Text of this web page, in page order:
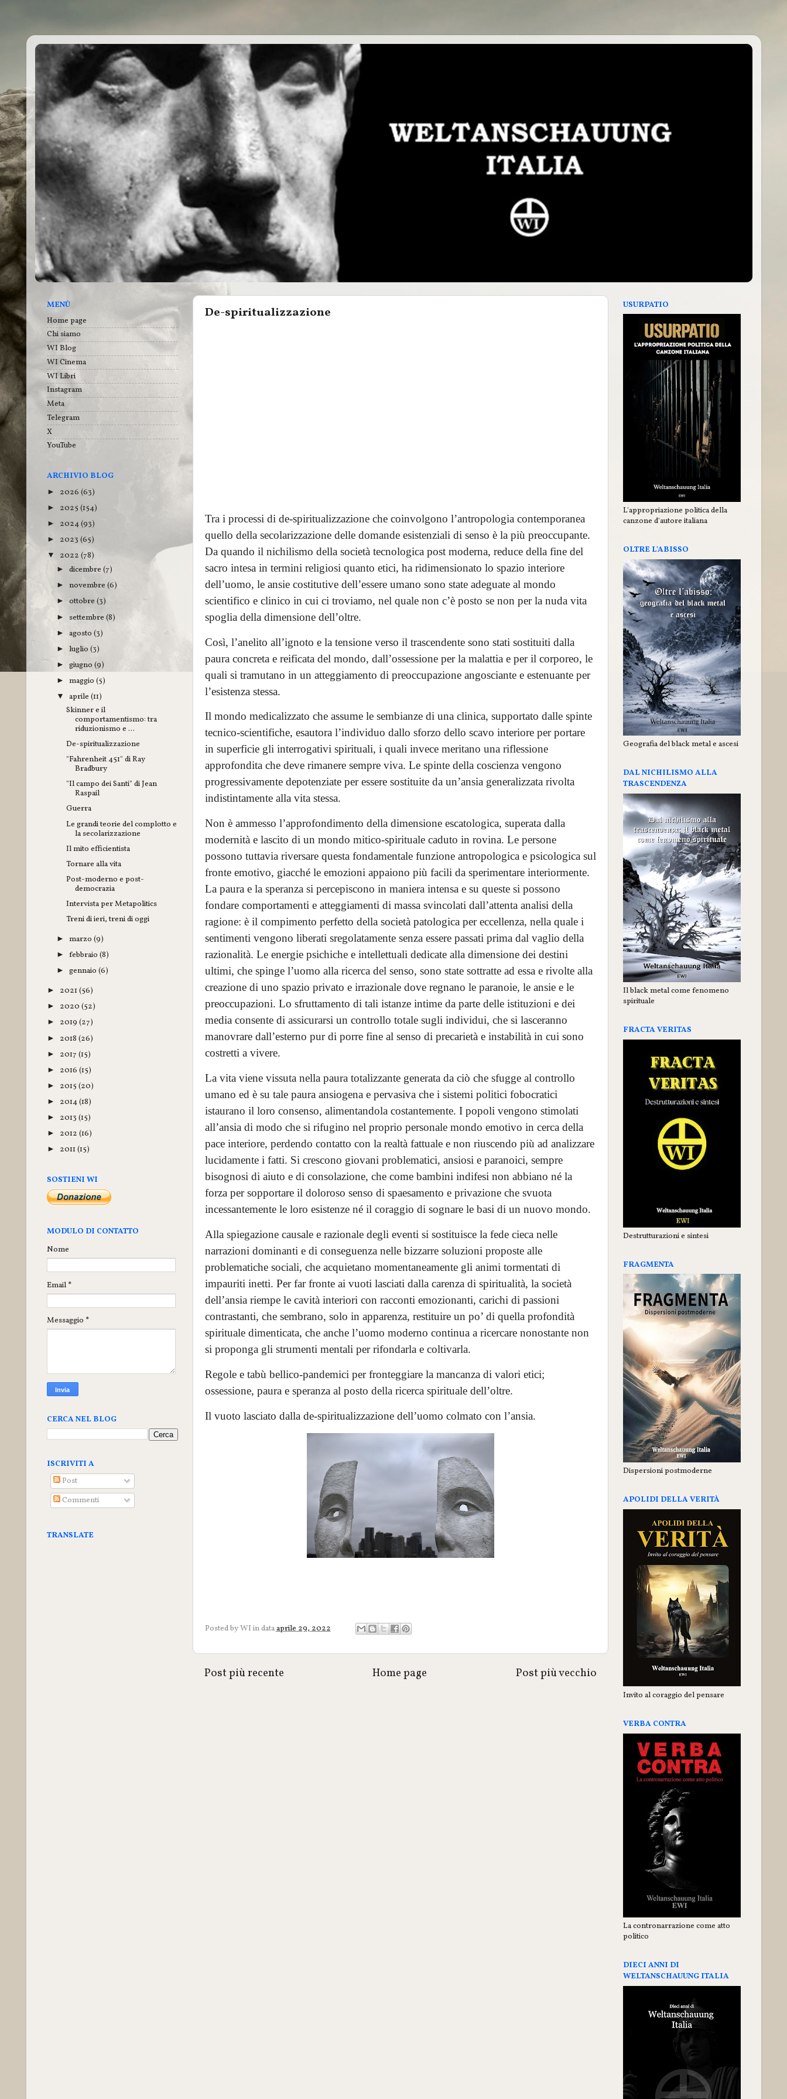
De-spiritualizzazione
Tra i processi di de-spiritualizzazione che coinvolgono l’antropologia contemporanea
quello della secolarizzazione delle domande esistenziali di senso è la più preoccupante.
Da quando il nichilismo della società tecnologica post moderna, reduce della fine del
sacro intesa in termini religiosi quanto etici, ha ridimensionato lo spazio interiore
dell’uomo, le ansie costitutive dell’essere umano sono state adeguate al mondo
scientifico e clinico in cui ci troviamo, nel quale non c’è posto se non per la nuda vita
spoglia della dimensione dell’oltre.
Così, l’anelito all’ignoto e la tensione verso il trascendente sono stati sostituiti dalla
paura concreta e reificata del mondo, dall’ossessione per la malattia e per il corporeo, le
quali si tramutano in un atteggiamento di preoccupazione angosciante e estenuante per
l’esistenza stessa.
Il mondo medicalizzato che assume le sembianze di una clinica, supportato dalle spinte
tecnico-scientifiche, esautora l’individuo dallo sforzo dello scavo interiore per portare
in superficie gli interrogativi spirituali, i quali invece meritano una riflessione
approfondita che deve rimanere sempre viva. Le spinte della coscienza vengono
progressivamente depotenziate per essere sostituite da un’ansia generalizzata rivolta
indistintamente alla vita stessa.
Non è ammesso l’approfondimento della dimensione escatologica, superata dalla
modernità e lascito di un mondo mitico-spirituale caduto in rovina. Le persone
possono tuttavia riversare questa fondamentale funzione antropologica e psicologica sul
fronte emotivo, giacché le emozioni appaiono più facili da sperimentare interiormente.
La paura e la speranza si percepiscono in maniera intensa e su queste si possono
fondare comportamenti e atteggiamenti di massa svincolati dall’attenta analisi della
ragione: è il compimento perfetto della società patologica per eccellenza, nella quale i
sentimenti vengono liberati sregolatamente senza essere passati prima dal vaglio della
razionalità. Le energie psichiche e intellettuali dedicate alla dimensione dei destini
ultimi, che spinge l’uomo alla ricerca del senso, sono state sottratte ad essa e rivolte alla
creazione di uno spazio privato e irrazionale dove regnano le paranoie, le ansie e le
preoccupazioni. Lo sfruttamento di tali istanze intime da parte delle istituzioni e dei
media consente di assicurarsi un controllo totale sugli individui, che si lasceranno
manovrare dall’esterno pur di porre fine al senso di precarietà e instabilità in cui sono
costretti a vivere.
La vita viene vissuta nella paura totalizzante generata da ciò che sfugge al controllo
umano ed è su tale paura ansiogena e pervasiva che i sistemi politici fobocratici
istaurano il loro consenso, alimentandola costantemente. I popoli vengono stimolati
all’ansia di modo che si rifugino nel proprio personale mondo emotivo in cerca della
pace interiore, perdendo contatto con la realtà fattuale e non riuscendo più ad analizzare
lucidamente i fatti. Si crescono giovani problematici, ansiosi e paranoici, sempre
bisognosi di aiuto e di consolazione, che come bambini indifesi non abbiano né la
forza per sopportare il doloroso senso di spaesamento e privazione che svuota
incessantemente le loro esistenze né il coraggio di sognare le basi di un nuovo mondo.
Alla spiegazione causale e razionale degli eventi si sostituisce la fede cieca nelle
narrazioni dominanti e di conseguenza nelle bizzarre soluzioni proposte alle
problematiche sociali, che acquietano momentaneamente gli animi tormentati di
impauriti inetti. Per far fronte ai vuoti lasciati dalla carenza di spiritualità, la società
dell’ansia riempe le cavità interiori con racconti emozionanti, carichi di passioni
contrastanti, che sembrano, solo in apparenza, restituire un po’ di quella profondità
spirituale dimenticata, che anche l’uomo moderno continua a ricercare nonostante non
si proponga gli strumenti mentali per rifondarla e coltivarla.
Regole e tabù bellico-pandemici per fronteggiare la mancanza di valori etici;
ossessione, paura e speranza al posto della ricerca spirituale dell’oltre.
Il vuoto lasciato dalla de-spiritualizzazione dell’uomo colmato con l’ansia.
Posted byWI in dataaprile 29, 2022
Post più recente Post più vecchio
Home page
MENÙ
Home page
Chi siamo
WI Blog
WI Cinema
WI Libri
Instagram
Meta
Telegram
X
YouTube
ARCHIVIO BLOG
► 2026 (63)
► 2025 (154)
► 2024(93)
► 2023 (65)
▼ 2022 (78)
► dicembre (7)
► novembre (6)
► ottobre (3)
► settembre (8)
► agosto (3)
► luglio (3)
► giugno (9)
► maggio (5)
▼ aprile (11)
Skinner e il
comportamentismo: tra
riduzionismo e ...
De-spiritualizzazione
"Fahrenheit 451" di Ray
Bradbury
"Il campo dei Santi" di Jean
Raspail
Guerra
Le grandi teorie del complotto e
la secolarizzazione
Il mito efficientista
Tornare alla vita
Post-moderno e post-
democrazia
Intervista per Metapolitics
Treni di ieri, treni di oggi
► marzo (9)
► febbraio (8)
► gennaio (6)
► 2021 (56)
► 2020 (52)
► 2019 (27)
► 2018 (26)
► 2017 (15)
► 2016 (15)
► 2015 (20)
► 2014(18)
► 2013 (15)
► 2012 (16)
► 2011 (15)
SOSTIENI WI
MODULO DI CONTATTO
Nome
Email *
Messaggio *
CERCA NEL BLOG
ISCRIVITI A
Post
Commenti
TRANSLATE
USURPATIO
L'appropriazione politica della
canzone d'autore italiana
OLTRE L'ABISSO
Geografia del black metal e ascesi
DAL NICHILISMO ALLA
TRASCENDENZA
Il black metal come fenomeno
spirituale
FRACTA VERITAS
Destrutturazioni e sintesi
FRAGMENTA
Dispersioni postmoderne
APOLIDI DELLA VERITÀ
Invito al coraggio del pensare
VERBA CONTRA
La contronarrazione come atto
politico
DIECI ANNI DI
WELTANSCHAUUNG ITALIA